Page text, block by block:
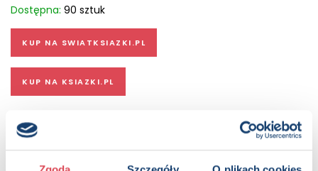
Dostępna: 90 sztuk
KUP NA SWIATKSIAZKI.PL
KUP NA KSIAZKI.PL
OPIS
Seria bloków do kolorowania to doskonała propozycja dla